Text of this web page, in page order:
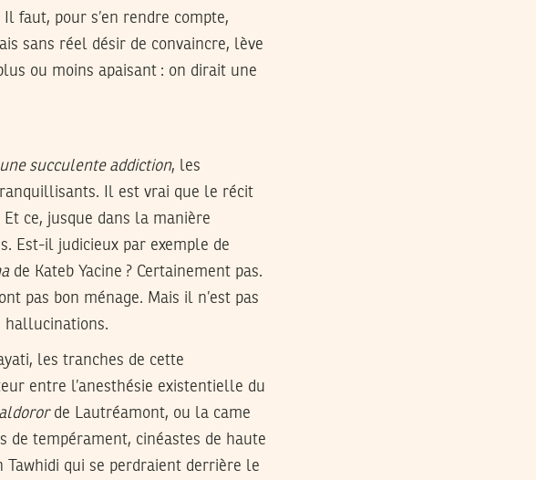
faut, pour s’en rendre compte,
sans réel désir de convaincre, lève
ou moins apaisant : on dirait une
succulente addiction, les
Il est vrai que le récit
ce, jusque dans la manière
Est-il judicieux par exemple de
de Kateb Yacine ? Certainement pas.
pas bon ménage. Mais il n’est pas
hallucinations.
les tranches de cette
entre l’anesthésie existentielle du
de Lautréamont, ou la came
de tempérament, cinéastes de haute
Tawhidi qui se perdraient derrière le